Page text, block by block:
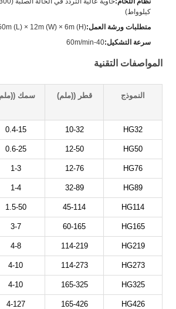
كيلوواط)
متطلبات ورشة العمل:(L) × 12m (W) × 6m (H)
سرعة التشكيل:40-60m/min
المواصفات التقنية
النموذج قطر ((ملم) سمك
HG32
10-32
0.4-15
HG50
12-50
0.6-25
HG76
12-76
1-3
HG89
32-89
1-4
HG114
45-114
1.5-50
HG165
60-165
3-7
HG219
114-219
4-8
HG273
114-273
4-10
HG325
165-325
4-10
HG426
165-426
4-127